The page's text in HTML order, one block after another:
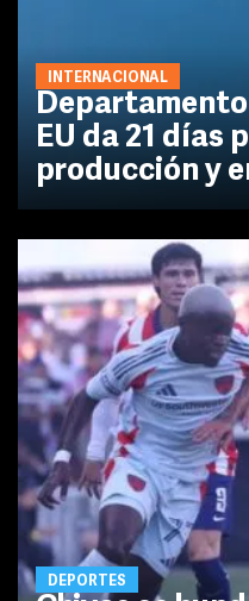
INTERNACIONAL
EU da 21 días
producción y
DEPORTES